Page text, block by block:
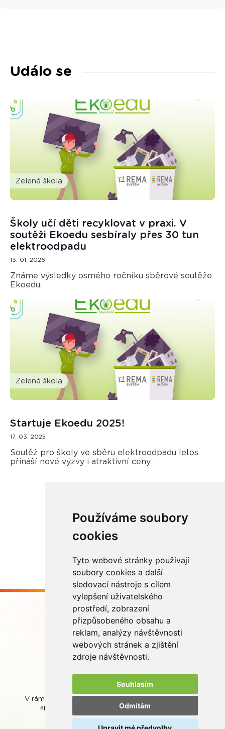
Používáme soubory
cookies
Tyto webové stránky používají
soubory cookies a další
sledovací nástroje s cílem
vylepšení uživatelského
prostředí, zobrazení
přizpůsobeného obsahu a
reklam, analýzy návštěvnosti
webových stránek a zjištění
zdroje návštěvnosti.
Souhlasím
Odmítám
Událo se
Zelená škola
Školy učí děti recyklovat v praxi. V
soutěži Ekoedu sesbíraly přes 30 tun
elektroodpadu
13. 01. 2026
Známe výsledky osmého ročníku sběrové soutěže
Ekoedu.
Zelená škola
Startuje Ekoedu 2025!
17. 03. 2025
Soutěž pro školy ve sběru elektroodpadu letos
přináší nové výzvy i atraktivní ceny.
Načíst další
Buďme ve spojení
V rámci zpětného odběru odpadních přenosných baterií
spolupracujeme se společnostíREMA Battery